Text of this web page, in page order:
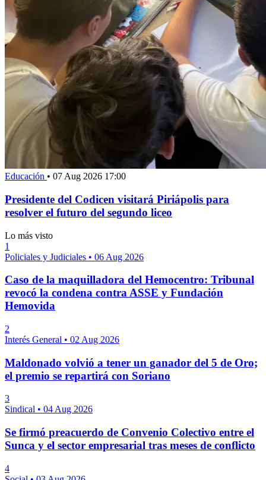
Educación • 07 Aug 2026 17:00
Presidente del Codicen visitará Piriápolis para
resolver el futuro del segundo liceo
Lo más visto
1
Policiales y Judiciales • 06 Aug 2026
Caso de la maquilladora del Hemocentro: Tribunal
revocó la condena contra ASSE y Fundación
Hemovida
2
Interés General • 02 Aug 2026
Maldonado volvió a tener un ganador del 5 de Oro;
el premio se repartirá con Soriano
3
Sindical • 04 Aug 2026
Se firmó preacuerdo de Convenio Colectivo entre el
Sunca y el sector empresarial tras meses de conflicto
4